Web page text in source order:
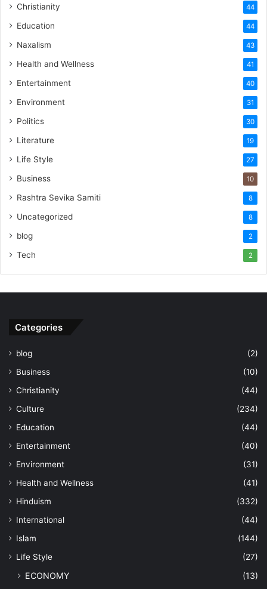
Christianity 44
Education 44
Naxalism 43
Health and Wellness 41
Entertainment 40
Environment 31
Politics 30
Literature 19
Life Style 27
Business 10
Rashtra Sevika Samiti 8
Uncategorized 8
blog 2
Tech 2
Categories
blog
(2)
Business
(10)
Christianity
(44)
Culture
(234)
Education
(44)
Entertainment
(40)
Environment
(31)
Health and Wellness
(41)
Hinduism
(332)
International
(44)
Islam
(144)
Life Style
(27)
ECONOMY (13)